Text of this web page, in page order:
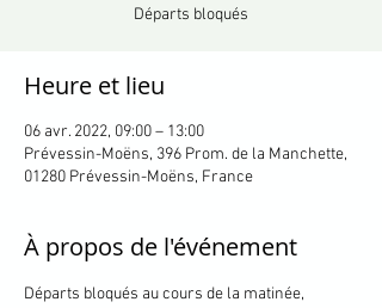
Départs bloqués
Heure et lieu
06 avr. 2022, 09:00 – 13:00
Prévessin-Moëns, 396 Prom. de la Manchette,
01280 Prévessin-Moëns, France
À propos de l'événement
Départs bloqués au cours de la matinée,